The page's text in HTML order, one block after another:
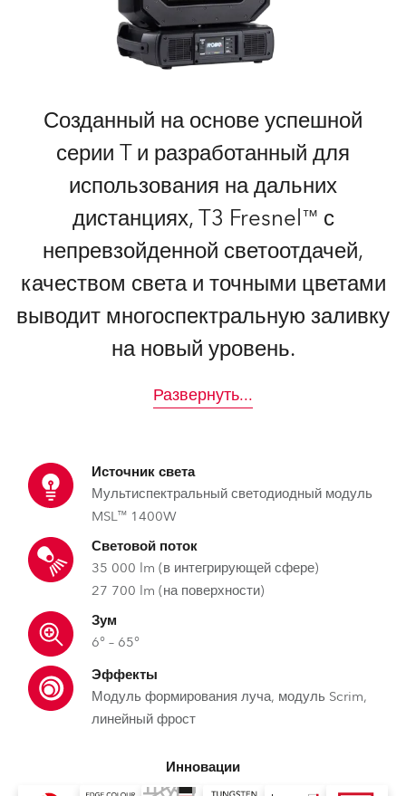
Созданный на основе успешной
серии T и разработанный для
использования на дальних
дистанциях, T3 Fresnel™ с
непревзойденной светоотдачей,
качеством света и точными цветами
выводит многоспектральную заливку
на новый уровень.
Развернуть...
Источник света
Мультиспектральный светодиодный модуль
MSL™ 1400W
Световой поток
35 000 lm (в интегрирующей сфере)
27 700 lm (на поверхности)
Зум
6° – 65°
Эффекты
Модуль формирования луча, модуль Scrim,
линейный фрост
Инновации